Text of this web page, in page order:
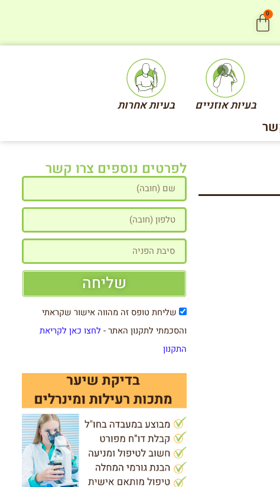
0
בעיות אוזניים בעיות אחרות
לפרטים נוספים צרו קשר
שליחת טופס זה מהווה אישור שקראתי
והסכמתי לתקנון האתר - לחצו כאן לקריאת
התקנון
שליחה